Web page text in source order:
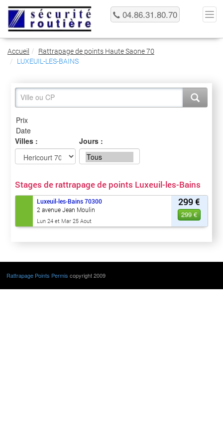
04.86.31.80.70
Accueil
Rattrapage de points Haute Saone 70
LUXEUIL-LES-BAINS
Villes : Jours :
Stages de rattrapage de points Luxeuil-les-Bains
299 €
299 €
Luxeuil-les-Bains 70300
2 avenue Jean Moulin
Lun 24 et Mar 25 Aout
Rattrapage Points Permis copyright 2009